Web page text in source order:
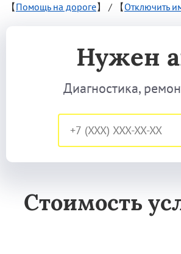
【Помощь на дороге】 / 【Отключить
Нужен
Диагностика,
Стоимость